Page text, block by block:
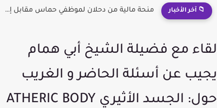
📁 آخر الأخبار منحة مالية من دحلان لموظفي حماس مقابل إلقاء السلاح؟
لقاء مع فضيلة الشيخ أبي همام
يجيب عن أسئلة الحاضر و الغريب
حول: الجسد الأثيري ATHERIC BODY